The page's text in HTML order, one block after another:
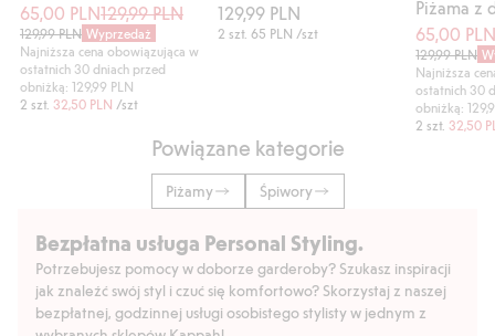
65,00 PLN129,99 PLN
129,99 PLN Wyprzedaż
Najniższa cena obowiązująca w
ostatnich 30 dniach przed
obniżką: 129,99 PLN
2 szt. 32,50 PLN /szt
129,99 PLN
2 szt.65 PLN /szt 65,00
129,99 PLN
Najniższa
ostatnich 30
obniżką:
2 szt. 32,50
Powiązane kategorie
Piżamy Śpiwory
Bezpłatna usługa Personal Styling.
Potrzebujesz pomocy w doborze garderoby? Szukasz inspiracji
jak znaleźć swój styl i czuć się komfortowo? Skorzystaj z naszej
bezpłatnej, godzinnej usługi osobistego stylisty w jednym z